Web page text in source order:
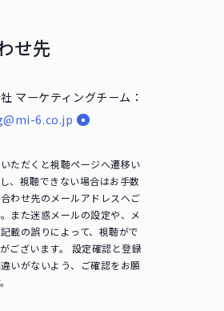
せ先
マーケティングチーム：
6.co.jp
ただくと視聴ページへ遷移い
、視聴できない場合はお手数
わせ先のメールアドレスへご
また迷惑メールの設定や、メ
載の誤りによって、視聴がで
ございます。 設定確認と登録
いがないよう、ご確認をお願